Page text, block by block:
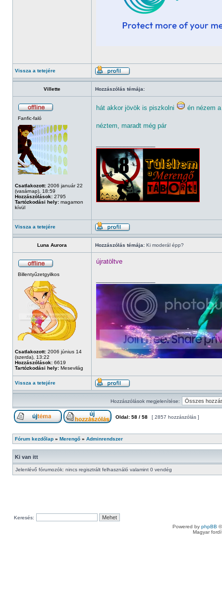
Vissza a tetejére
Villette Hozzászólás témája:
Fanfic-faló
Csatlakozott: 2006 január 22
(vasárnap), 18:59
Hozzászólások: 2795
Tartózkodási hely: magamon
kívül
hát akkor jövök is piszkolni én nézem
néztem, maradt még pár
Vissza a tetejére
Luna Aurora Hozzászólás témája: Ki moderál épp?
Billentyűzetgyilkos
Csatlakozott: 2006 június 14
(szerda), 13:22
Hozzászólások: 6619
Tartózkodási hely: Mesevilág
újratöltve
Vissza a tetejére
Hozzászólások megjelenítése:
Oldal: 58 / 58 [ 2857 hozzászólás ]
Fórum kezdőlap » Merengő » Adminrendszer
Ki van itt
Jelenlévő fórumozók: nincs regisztrált felhasználó valamint 0 vendég
Keresés:
Powered by phpBB
Magyar